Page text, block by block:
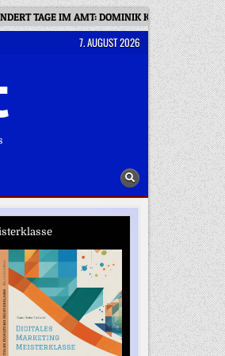
TAGE IM AMT: DOMINIK KRAUSE HAT ALS
7. AUGUST 2026